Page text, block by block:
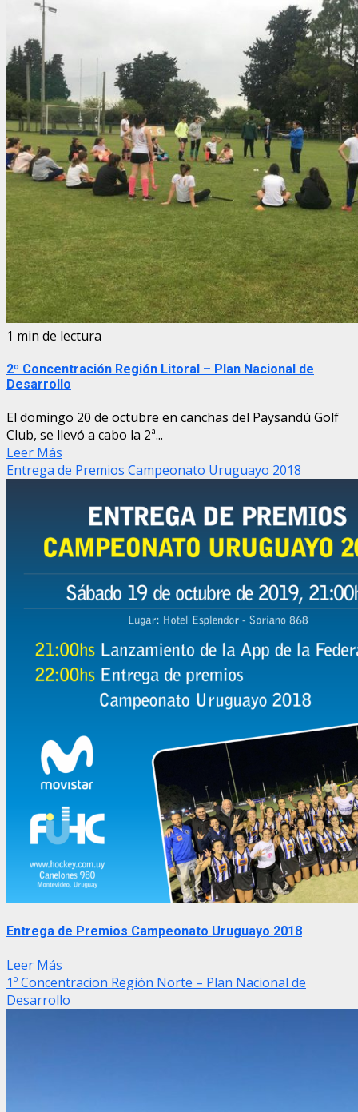
1 min de lectura
2º Concentración Región Litoral – Plan Nacional de
Desarrollo
El domingo 20 de octubre en canchas del Paysandú Golf
Club, se llevó a cabo la 2ª...
Leer Más
Entrega de Premios Campeonato Uruguayo 2018
Entrega de Premios Campeonato Uruguayo 2018
Leer Más
1º Concentracion Región Norte – Plan Nacional de
Desarrollo